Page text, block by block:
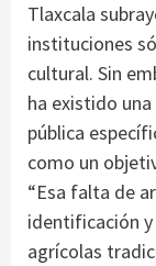
Tlaxcala
instituciones
cultural. Sin
ha existido
pública
como un
“Esa falta de
identificación
agrícolas